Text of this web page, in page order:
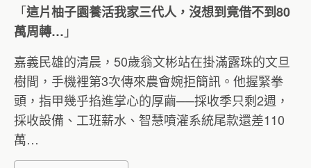
「這片柚子園養活我家三代人，沒想到竟借不到80
萬周轉… 」
嘉義民雄的清晨，50歲翁文彬站在掛滿露珠的文旦
樹間，手機裡第3次傳來農會婉拒簡訊。他握緊拳
頭，指甲幾乎掐進掌心的厚繭──採收季只剩2週，
採收設備、工班薪水、智慧噴灌系統尾款還差110
萬…